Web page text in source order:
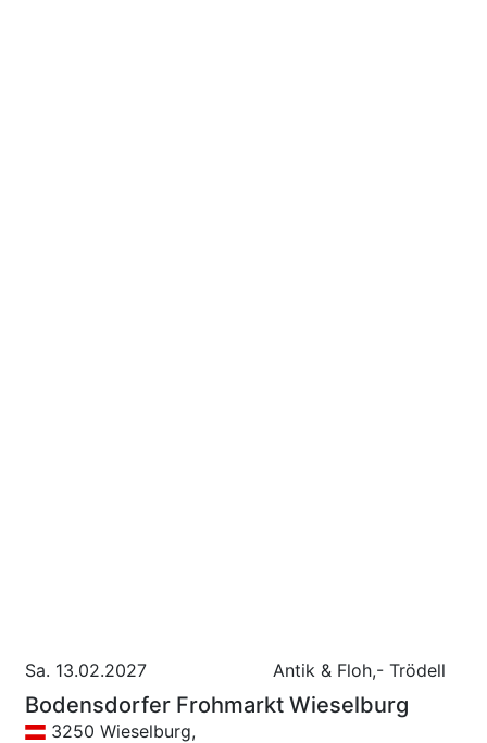
Sa. 13.02.2027 Antik & Floh,- Trödell
Bodensdorfer Frohmarkt Wieselburg
3250 Wieselburg,